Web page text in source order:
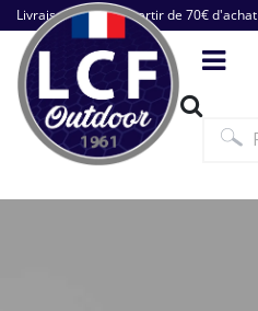
Livraison offerte à partir de 70€ d'achat